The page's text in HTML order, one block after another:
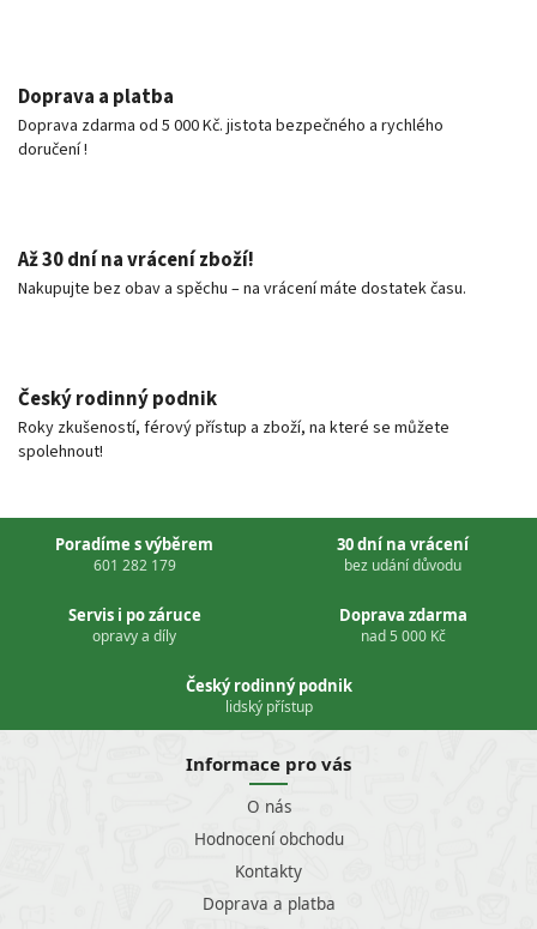
Doprava a platba
Doprava zdarma od 5 000 Kč. jistota bezpečného a rychlého
doručení !
Až 30 dní na vrácení zboží!
Nakupujte bez obav a spěchu – na vrácení máte dostatek času.
Český rodinný podnik
Roky zkušeností, férový přístup a zboží, na které se můžete
spolehnout!
Poradíme s výběrem
601 282 179
30 dní na vrácení
bez udání důvodu
Servis i po záruce
opravy a díly
Doprava zdarma
nad 5 000 Kč
Český rodinný podnik
lidský přístup
Informace pro vás
O nás
Hodnocení obchodu
Kontakty
Doprava a platba